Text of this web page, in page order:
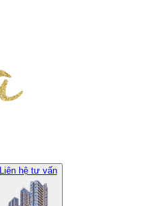
Liên hệ tư vấn